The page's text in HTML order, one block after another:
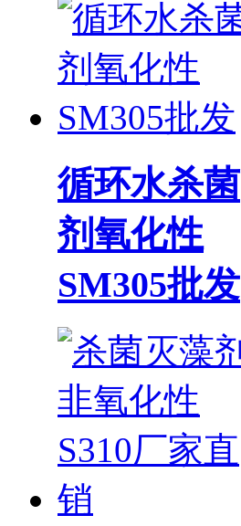
循环水杀菌
剂氧化性
SM305批发